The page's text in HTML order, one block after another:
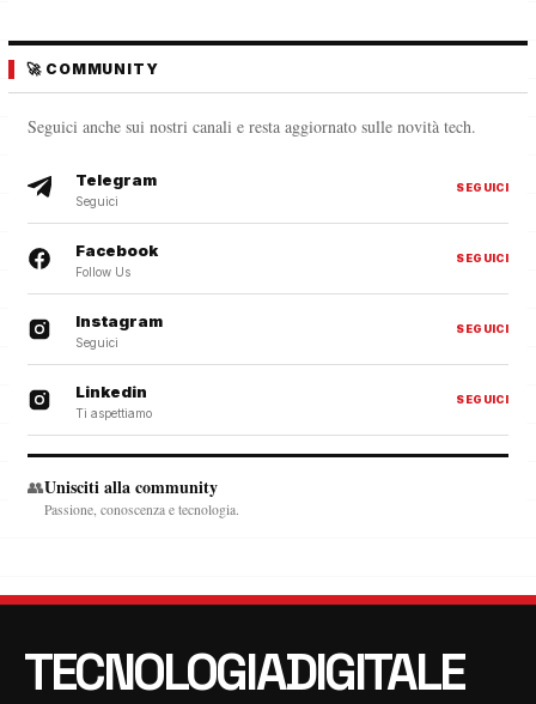
🚀 COMMUNITY
Seguici anche sui nostri canali e resta aggiornato sulle novità tech.
Telegram
Seguici
SEGUICI
Facebook
Follow Us
SEGUICI
Instagram
Seguici
SEGUICI
Linkedin
Ti aspettiamo
SEGUICI
👥Unisciti alla community
Passione, conoscenza e tecnologia.